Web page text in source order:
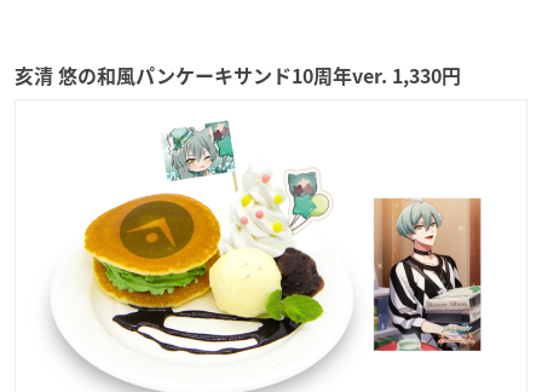
亥清 悠の和風パンケーキサンド10周年ver. 1,330円